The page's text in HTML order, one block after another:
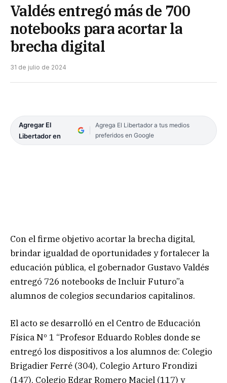
Valdés entregó más de 700
notebooks para acortar la
brecha digital
31 de julio de 2024
Agregar El
Libertador en
Agrega El Libertador a tus medios
preferidos en Google
Con el firme objetivo acortar la brecha digital,
brindar igualdad de oportunidades y fortalecer la
educación pública, el gobernador Gustavo Valdés
entregó 726 notebooks de Incluir Futuro”a
alumnos de colegios secundarios capitalinos.
El acto se desarrolló en el Centro de Educación
Física Nº 1 “Profesor Eduardo Robles donde se
entregó los dispositivos a los alumnos de: Colegio
Brigadier Ferré (304), Colegio Arturo Frondizi
(147), Colegio Edgar Romero Maciel (117) y